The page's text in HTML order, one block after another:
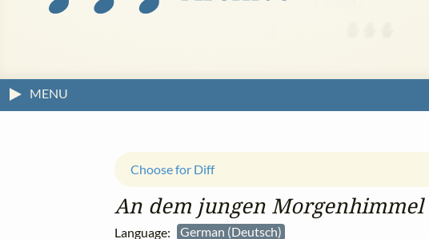
MENU
An dem jungen Morgenhimmel
Language: German (Deutsch)
Choose for Diff